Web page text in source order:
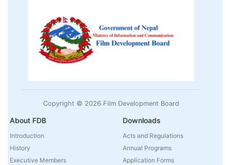
Copyright © 2026 Film Development Board
About FDB
Introduction
History
Executive Members
Downloads
Acts and Regulations
Annual Programs
Application Forms